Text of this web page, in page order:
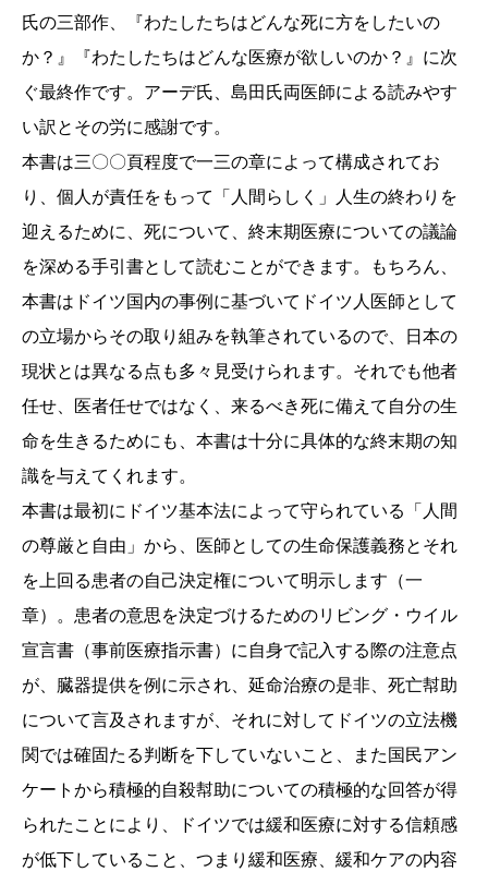
氏の三部作、『わたしたちはどんな死に方をしたいの
か？』『わたしたちはどんな医療が欲しいのか？』に次
ぐ最終作です。アーデ氏、島田氏両医師による読みやす
い訳とその労に感謝です。
本書は三〇〇頁程度で一三の章によって構成されてお
り、個人が責任をもって「人間らしく」人生の終わりを
迎えるために、死について、終末期医療についての議論
を深める手引書として読むことができます。もちろん、
本書はドイツ国内の事例に基づいてドイツ人医師として
の立場からその取り組みを執筆されているので、日本の
現状とは異なる点も多々見受けられます。それでも他者
任せ、医者任せではなく、来るべき死に備えて自分の生
命を生きるためにも、本書は十分に具体的な終末期の知
識を与えてくれます。
本書は最初にドイツ基本法によって守られている「人間
の尊厳と自由」から、医師としての生命保護義務とそれ
を上回る患者の自己決定権について明示します（一
章）。患者の意思を決定づけるためのリビング・ウイル
宣言書（事前医療指示書）に自身で記入する際の注意点
が、臓器提供を例に示され、延命治療の是非、死亡幇助
について言及されますが、それに対してドイツの立法機
関では確固たる判断を下していないこと、また国民アン
ケートから積極的自殺幇助についての積極的な回答が得
られたことにより、ドイツでは緩和医療に対する信頼感
が低下していること、つまり緩和医療、緩和ケアの内容